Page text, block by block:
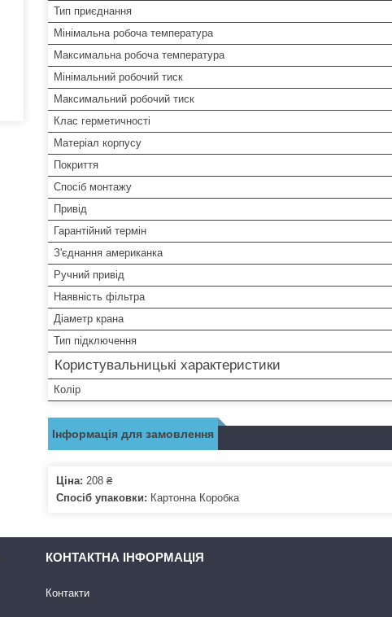
Тип приєднання
Мінімальна робоча температура
Максимальна робоча температура
Мінімальний робочий тиск
Максимальний робочий тиск
Клас герметичності
Матеріал корпусу
Покриття
Спосіб монтажу
Привід
Гарантійний термін
З'єднання американка
Ручний привід
Наявність фільтра
Діаметр крана
Тип підключення
Користувальницькі характеристики
Колір
Інформація для замовлення
Ціна: 208 ₴
Спосіб упаковки: Картонна Коробка
КОНТАКТНА ІНФОРМАЦІЯ
Контакти